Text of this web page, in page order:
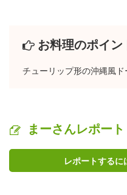
お料理のポイン
チューリップ形の沖縄風ド
まーさんレポート
レポートするに